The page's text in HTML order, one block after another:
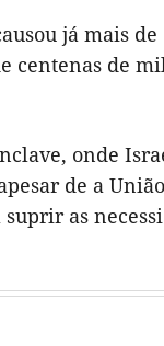
já mais
centenas de
onde
de a
as